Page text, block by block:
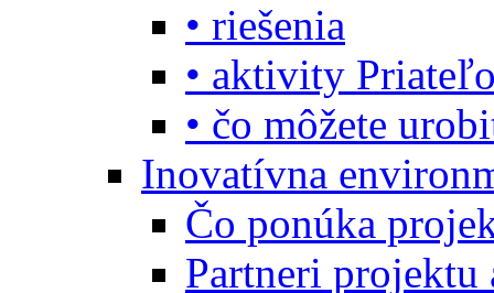
• riešenia
• aktivity
• čo môžete
Inovatívna
Čo ponúka
Partneri projektu